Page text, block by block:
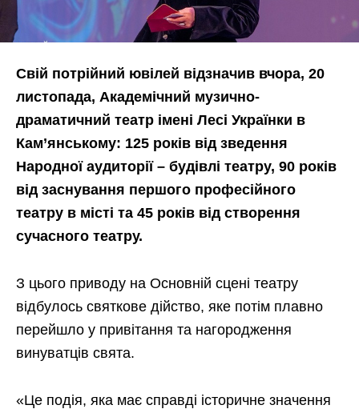
Свій потрійний ювілей відзначив вчора, 20
листопада, Академічний музично-
драматичний театр імені Лесі Українки в
Кам’янському: 125 років від зведення
Народної аудиторії – будівлі театру, 90 років
від заснування першого професійного
театру в місті та 45 років від створення
сучасного театру.
З цього приводу на Основній сцені театру
відбулось святкове дійство, яке потім плавно
перейшло у привітання та нагородження
винуватців свята.
«Це подія, яка має справді історичне значення